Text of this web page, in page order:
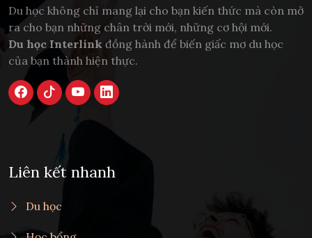
Du học không chỉ mang lại cho bạn kiến thức mà còn mở
ra cho bạn những chân trời mới, những cơ hội mới.
Du học Interlink đồng hành để biến giấc mơ du học
của bạn thành hiện thực.
Liên kết nhanh
Du học